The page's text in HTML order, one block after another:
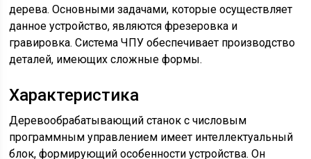
дерева. Основными задачами, которые осуществляет
данное устройство, являются фрезеровка и
гравировка. Система ЧПУ обеспечивает производство
деталей, имеющих сложные формы.
Характеристика
Деревообрабатывающий станок с числовым
программным управлением имеет интеллектуальный
блок, формирующий особенности устройства. Он